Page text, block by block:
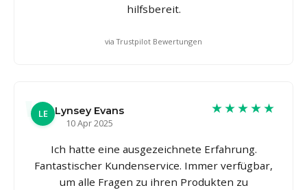
hilfsbereit.
via Trustpilot Bewertungen
LE
Lynsey Evans
10 Apr 2025
★★★★★
Ich hatte eine ausgezeichnete Erfahrung.
Fantastischer Kundenservice. Immer verfügbar,
um alle Fragen zu ihren Produkten zu